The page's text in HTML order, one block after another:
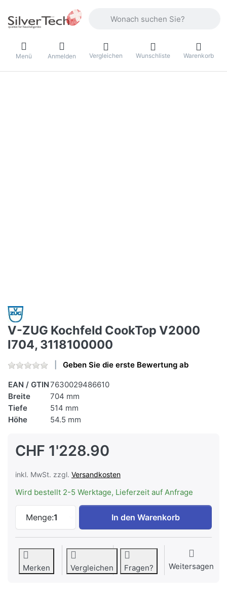
Menü Anmelden Vergleichen Wunschliste Warenkorb
V-ZUG Kochfeld CookTop V2000
I704, 3118100000
Geben Sie die erste Bewertung ab
EAN / GTIN7630029486610
Breite
704 mm
Tiefe
514 mm
Höhe
54.5 mm
CHF 1'228.90
inkl. MwSt. zzgl. Versandkosten
Wird bestellt 2-5 Werktage, Lieferzeit auf Anfrage
Menge:1
V-ZUG Kochfeld CookTop V2000 I704,
In den Warenkorb
Merken Vergleichen Fragen? Weitersagen